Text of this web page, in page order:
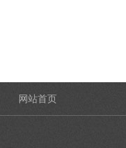
网站首页